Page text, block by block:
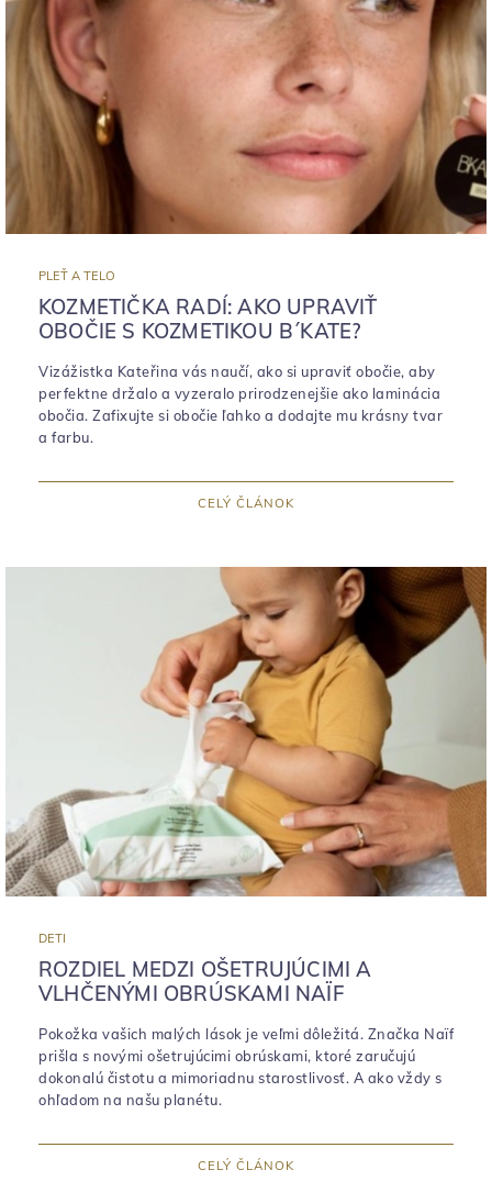
PLEŤ A TELO
KOZMETIČKA RADÍ: AKO UPRAVIŤ
OBOČIE S KOZMETIKOU B´KATE?
Vizážistka Kateřina vás naučí, ako si upraviť obočie, aby
perfektne držalo a vyzeralo prirodzenejšie ako laminácia
obočia. Zafixujte si obočie ľahko a dodajte mu krásny tvar
a farbu.
CELÝ ČLÁNOK
DETI
ROZDIEL MEDZI OŠETRUJÚCIMI A
VLHČENÝMI OBRÚSKAMI NAÏF
Pokožka vašich malých lások je veľmi dôležitá. Značka Naïf
prišla s novými ošetrujúcimi obrúskami, ktoré zaručujú
dokonalú čistotu a mimoriadnu starostlivosť. A ako vždy s
ohľadom na našu planétu.
CELÝ ČLÁNOK